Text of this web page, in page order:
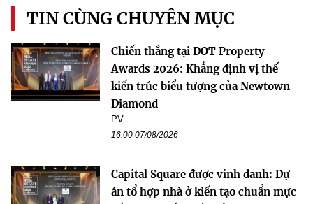
TIN CÙNG CHUYÊN MỤC
Chiến thắng tại DOT Property
Awards 2026: Khẳng định vị thế
kiến trúc biểu tượng của Newtown
Diamond
PV
16:00 07/08/2026
Capital Square được vinh danh: Dự
án tổ hợp nhà ở kiến tạo chuẩn mực